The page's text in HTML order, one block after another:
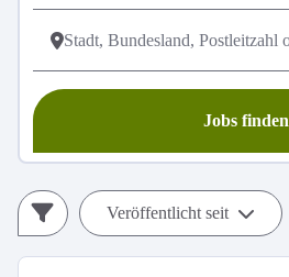
Jobs finden
Veröffentlicht seit